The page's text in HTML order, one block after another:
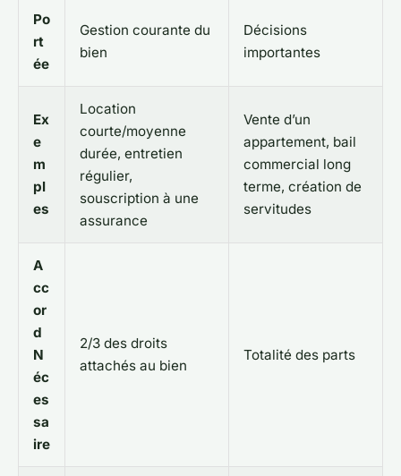
Po
rt
ée
Gestion courante du
bien
Décisions
importantes
Ex
e
m
pl
es
Location
courte/moyenne
durée, entretien
régulier,
souscription à une
assurance
Vente d’un
appartement, bail
commercial long
terme, création de
servitudes
A
cc
or
d
N
éc
es
sa
ire
2/3 des droits
attachés au bien
Totalité des parts